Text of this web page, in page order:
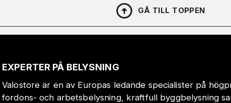
GÅ TILL TOPPEN
EXPERTER PÅ BELYSNING
Valostore är en av Europas ledande specialister på
fordons- och arbetsbelysning, kraftfull byggbelysning